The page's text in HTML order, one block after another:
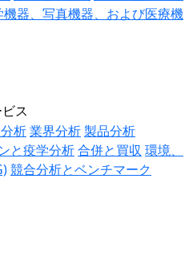
機器、写真機器、および医療機
ス
析業界分析製品分析
と疫学分析合併と買収 環境、
競合分析とベンチマーク